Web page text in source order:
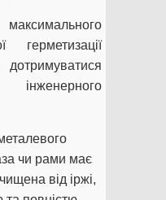
герметизації
дотримуватися
чи рами має
від іржі,